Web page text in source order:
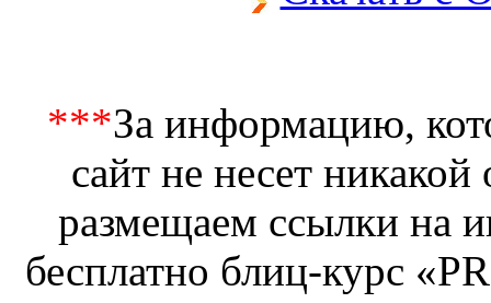
***За информацию,
сайт не несет
размещаем ссылки на
бесплатно блиц-курс